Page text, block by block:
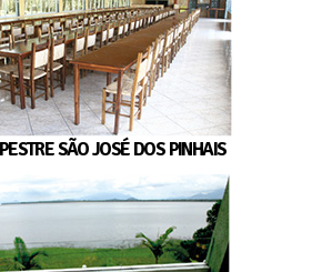
SÃO JOSÉ DOS PINHAIS